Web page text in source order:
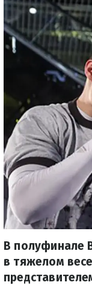
В полуфинале
в тяжелом